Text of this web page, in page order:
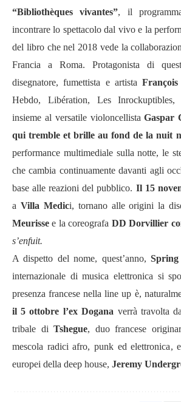
“Bibliothèques vivantes”, il
incontrare lo spettacolo dal vivo e la
del libro che nel 2018 vede la
Francia a Roma. Protagonista di
disegnatore, fumettista e artista
Hebdo, Libération, Les Inrockuptibles,
insieme al versatile violoncellistaGaspar
qui tremble et brille au fond de la nuit
performance multimediale sulla notte, le
che cambia continuamente davanti agli
base alle reazioni del pubblico. Il 15
a Villa Medici, tornano alle origini la
Meurisse e la coreografa DD Dorvillier
s’enfuit.
A dispetto del nome, quest’anno,
internazionale di musica elettronica si
presenza francese nella line up è,
il 5 ottobre l’ex Dogana verrà travolta
tribale di Tshegue, duo francese
mescola radici afro, punk ed elettronica,
europei della deep house, Jeremy